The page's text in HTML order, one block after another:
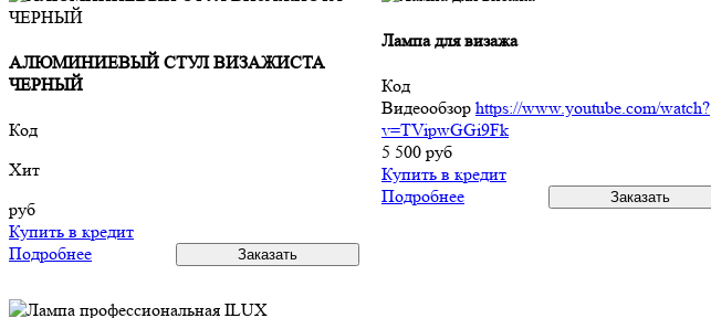
АЛЮМИНИЕВЫЙ СТУЛ ВИЗАЖИСТА
ЧЕРНЫЙ
Код
Хит
руб
Купить в кредит
Подробнее
Лампа для визажа
Код
Видеообзор https://www.youtube.com/watch?
v=TVipwGGi9Fk
5 500 руб
Купить в кредит
Подробнее